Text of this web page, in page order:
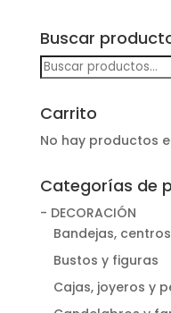
Buscar
Buscar
Carrito
No hay productos
Categorías de
- DECORACIÓN
Bandejas,
Bustos y figuras
Cajas, joyeros y